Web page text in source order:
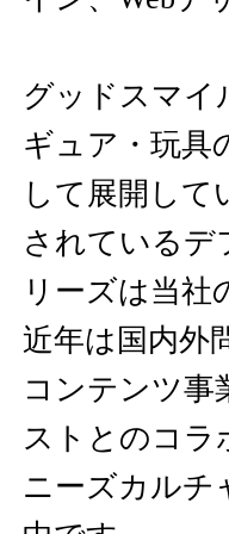
グッドスマイ
ギュア・玩具
して展開して
されているデ
リーズは当社
近年は国内外
コンテンツ事
ストとのコラ
ニーズカルチ